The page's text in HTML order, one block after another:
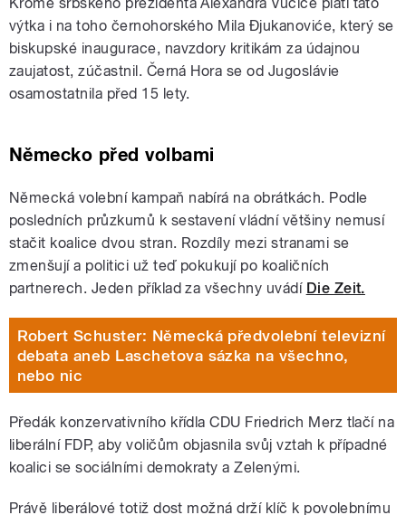
výtka i na toho černohorského Mila Đjukanoviće, který se
biskupské inaugurace, navzdory kritikám za údajnou
zaujatost, zúčastnil. Černá Hora se od Jugoslávie
osamostatnila před 15 lety.
Německo před volbami
Německá volební kampaň nabírá na obrátkách. Podle
posledních průzkumů k sestavení vládní většiny nemusí
stačit koalice dvou stran. Rozdíly mezi stranami se
zmenšují a politici už teď pokukují po koaličních
partnerech. Jeden příklad za všechny uvádí Die Zeit.
Robert Schuster: Německá předvolební televizní
debata aneb Laschetova sázka na všechno,
nebo nic
Předák konzervativního křídla CDU Friedrich Merz tlačí na
liberální FDP, aby voličům objasnila svůj vztah k případné
koalici se sociálními demokraty a Zelenými.
Právě liberálové totiž dost možná drží klíč k povolebnímu